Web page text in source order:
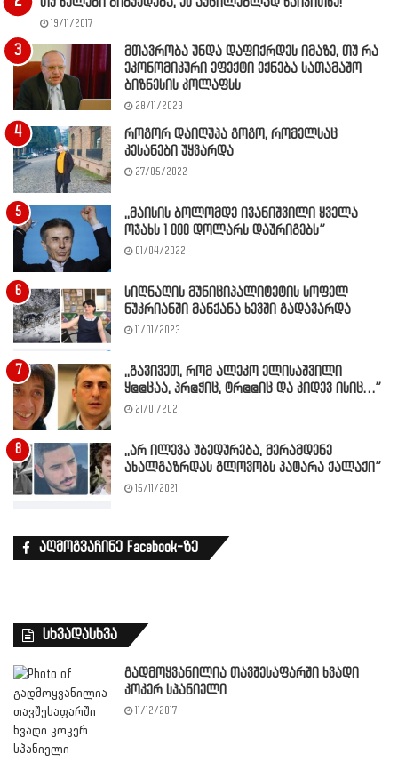
19/11/2017
მთავრობა უნდა დაფიქრდეს იმაზე, თუ რა
ეკონომიკური ეფექტი ექნება სათამაშო
ბიზნესის კოლაფსს
28/11/2023
როგორ დაიღუპა გოგო, რომელსაც
კესანები უყვარდა
27/05/2022
,,მაისის ბოლომდე ივანიშვილი ყველა
ოჯახს 1 000 დოლარს დაურიგებს”
01/04/2022
სიღნაღის მუნიციპალიტეტის სოფელ
ნუკრიანში მანქანა ხევში გადავარდა
11/01/2023
,,გავივეთ, რომ ალეკო ელისაშვილი
ყ@@ცაა, პრ@ჭიც, ტრ@@იც და კიდევ ისიც…”
21/01/2021
,,არ ილევა უბედურება, მერამდენე
ახალგაზრდას გლოვობს პატარა ქალაქი”
15/11/2021
აღმოგვაჩინე Facebook-ზე
სხვადასხვა
გადმოყვანილია თავშესაფარში ხვადი
კოკერ სპანიელი
11/12/2017